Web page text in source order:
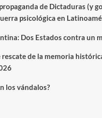
de Dictaduras (y
psicológica en
Dos Estados contra un
de la memoria
los vándalos?